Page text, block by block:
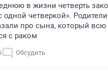
в жизни четверть
одной четверкой». Родители
про сына, который
с раком
Обсудить